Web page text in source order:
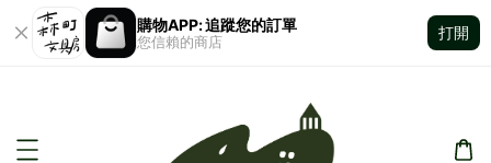
購物APP: 追蹤您的訂單
您信賴的商店
打開